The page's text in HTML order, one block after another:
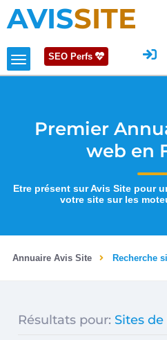
AVISSITE
SEO Perfs
Premier
web en
Etre présent sur Avis Site pour
votre site sur les
Annuaire Avis Site Recherche
Résultats pour: Sites